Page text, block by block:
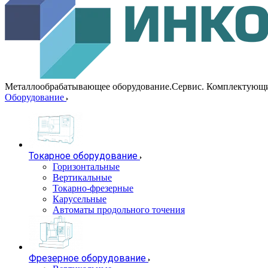
Металлообрабатывающее оборудование.Сервис.
Оборудование
Токарное оборудование
Горизонтальные
Вертикальные
Токарно-фрезерные
Карусельные
Автоматы продольного точения
Фрезерное оборудование